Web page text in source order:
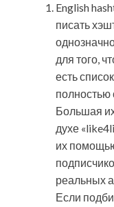
English
писать
для того,
есть
полностью
Большая
духе
их
реальных
Если